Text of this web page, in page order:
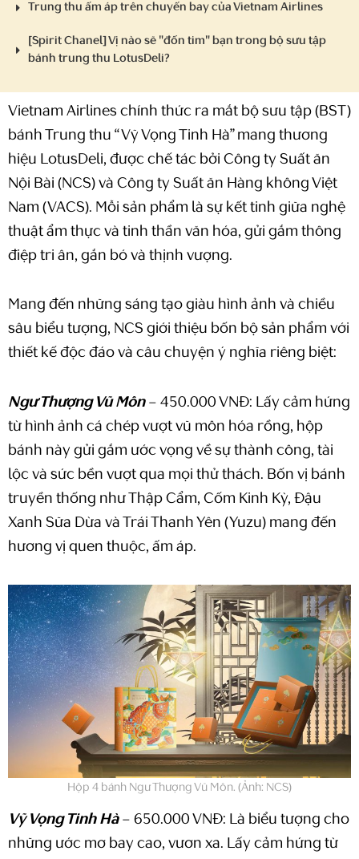
Trung thu ấm áp trên chuyến bay của Vietnam Airlines
[Spirit Chanel] Vị nào sẽ "đốn tim" bạn trong bộ sưu tập
bánh trung thu LotusDeli?
Vietnam Airlines chính thức ra mắt bộ sưu tập (BST)
bánh Trung thu “Vỹ Vọng Tinh Hà” mang thương
hiệu LotusDeli, được chế tác bởi Công ty Suất ăn
Nội Bài (NCS) và Công ty Suất ăn Hàng không Việt
Nam (VACS). Mỗi sản phẩm là sự kết tinh giữa nghệ
thuật ẩm thực và tinh thần văn hóa, gửi gắm thông
điệp tri ân, gắn bó và thịnh vượng.
Mang đến những sáng tạo giàu hình ảnh và chiều
sâu biểu tượng, NCS giới thiệu bốn bộ sản phẩm với
thiết kế độc đáo và câu chuyện ý nghĩa riêng biệt:
Ngư Thượng Vũ Môn– 450.000 VNĐ: Lấy cảm hứng
từ hình ảnh cá chép vượt vũ môn hóa rồng, hộp
bánh này gửi gắm ước vọng về sự thành công, tài
lộc và sức bền vượt qua mọi thử thách. Bốn vị bánh
truyền thống như Thập Cẩm, Cốm Kinh Kỳ, Đậu
Xanh Sữa Dừa và Trái Thanh Yên (Yuzu) mang đến
hương vị quen thuộc, ấm áp.
Hộp 4 bánh Ngư Thượng Vũ Môn. (Ảnh: NCS)
Vỹ Vọng Tinh Hà– 650.000 VNĐ: Là biểu tượng cho
những ước mơ bay cao, vươn xa. Lấy cảm hứng từ